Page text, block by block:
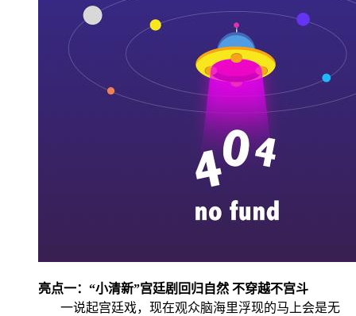
亮点一：“小清新”宫廷剧回归自然 不穿越不宫斗
一说起宫廷戏，现在观众脑海里浮现的马上会是无